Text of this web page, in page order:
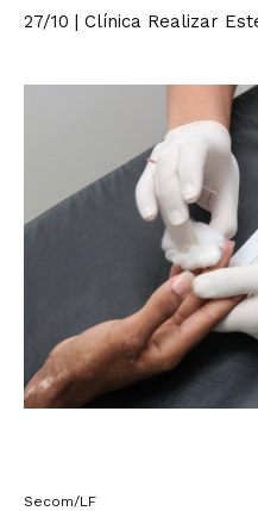
27/10 | Clínica Realizar
Secom/LF